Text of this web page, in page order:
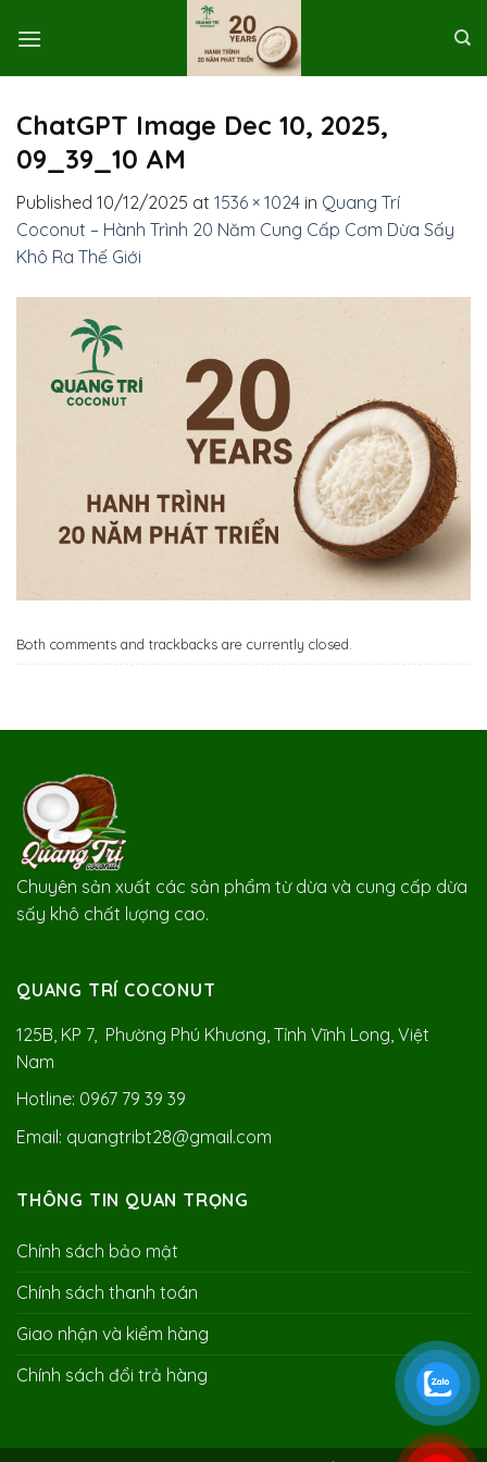
ChatGPT Image Dec 10, 2025,
09_39_10 AM
Published 10/12/2025 at 1536 × 1024 in Quang Trí
Coconut – Hành Trình 20 Năm Cung Cấp Cơm Dừa Sấy
Khô Ra Thế Giới
Both comments and trackbacks are currently closed.
Chuyên sản xuất các sản phẩm từ dừa và cung cấp dừa
sấy khô chất lượng cao.
QUANG TRÍ COCONUT
125B, KP 7, Phường Phú Khương, Tỉnh Vĩnh Long, Việt
Nam
Hotline: 0967 79 39 39
Email: quangtribt28@gmail.com
THÔNG TIN QUAN TRỌNG
Chính sách bảo mật
Chính sách thanh toán
Giao nhận và kiểm hàng
Chính sách đổi trả hàng